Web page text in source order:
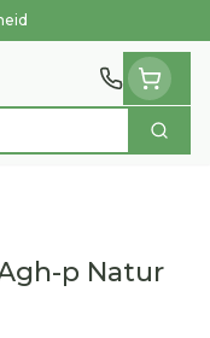
Zoek
p Natur